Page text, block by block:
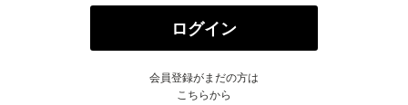
ログイン
会員登録がまだの方は
こちらから